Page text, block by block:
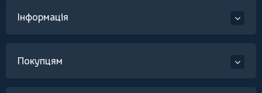
Інформація
Покупцям